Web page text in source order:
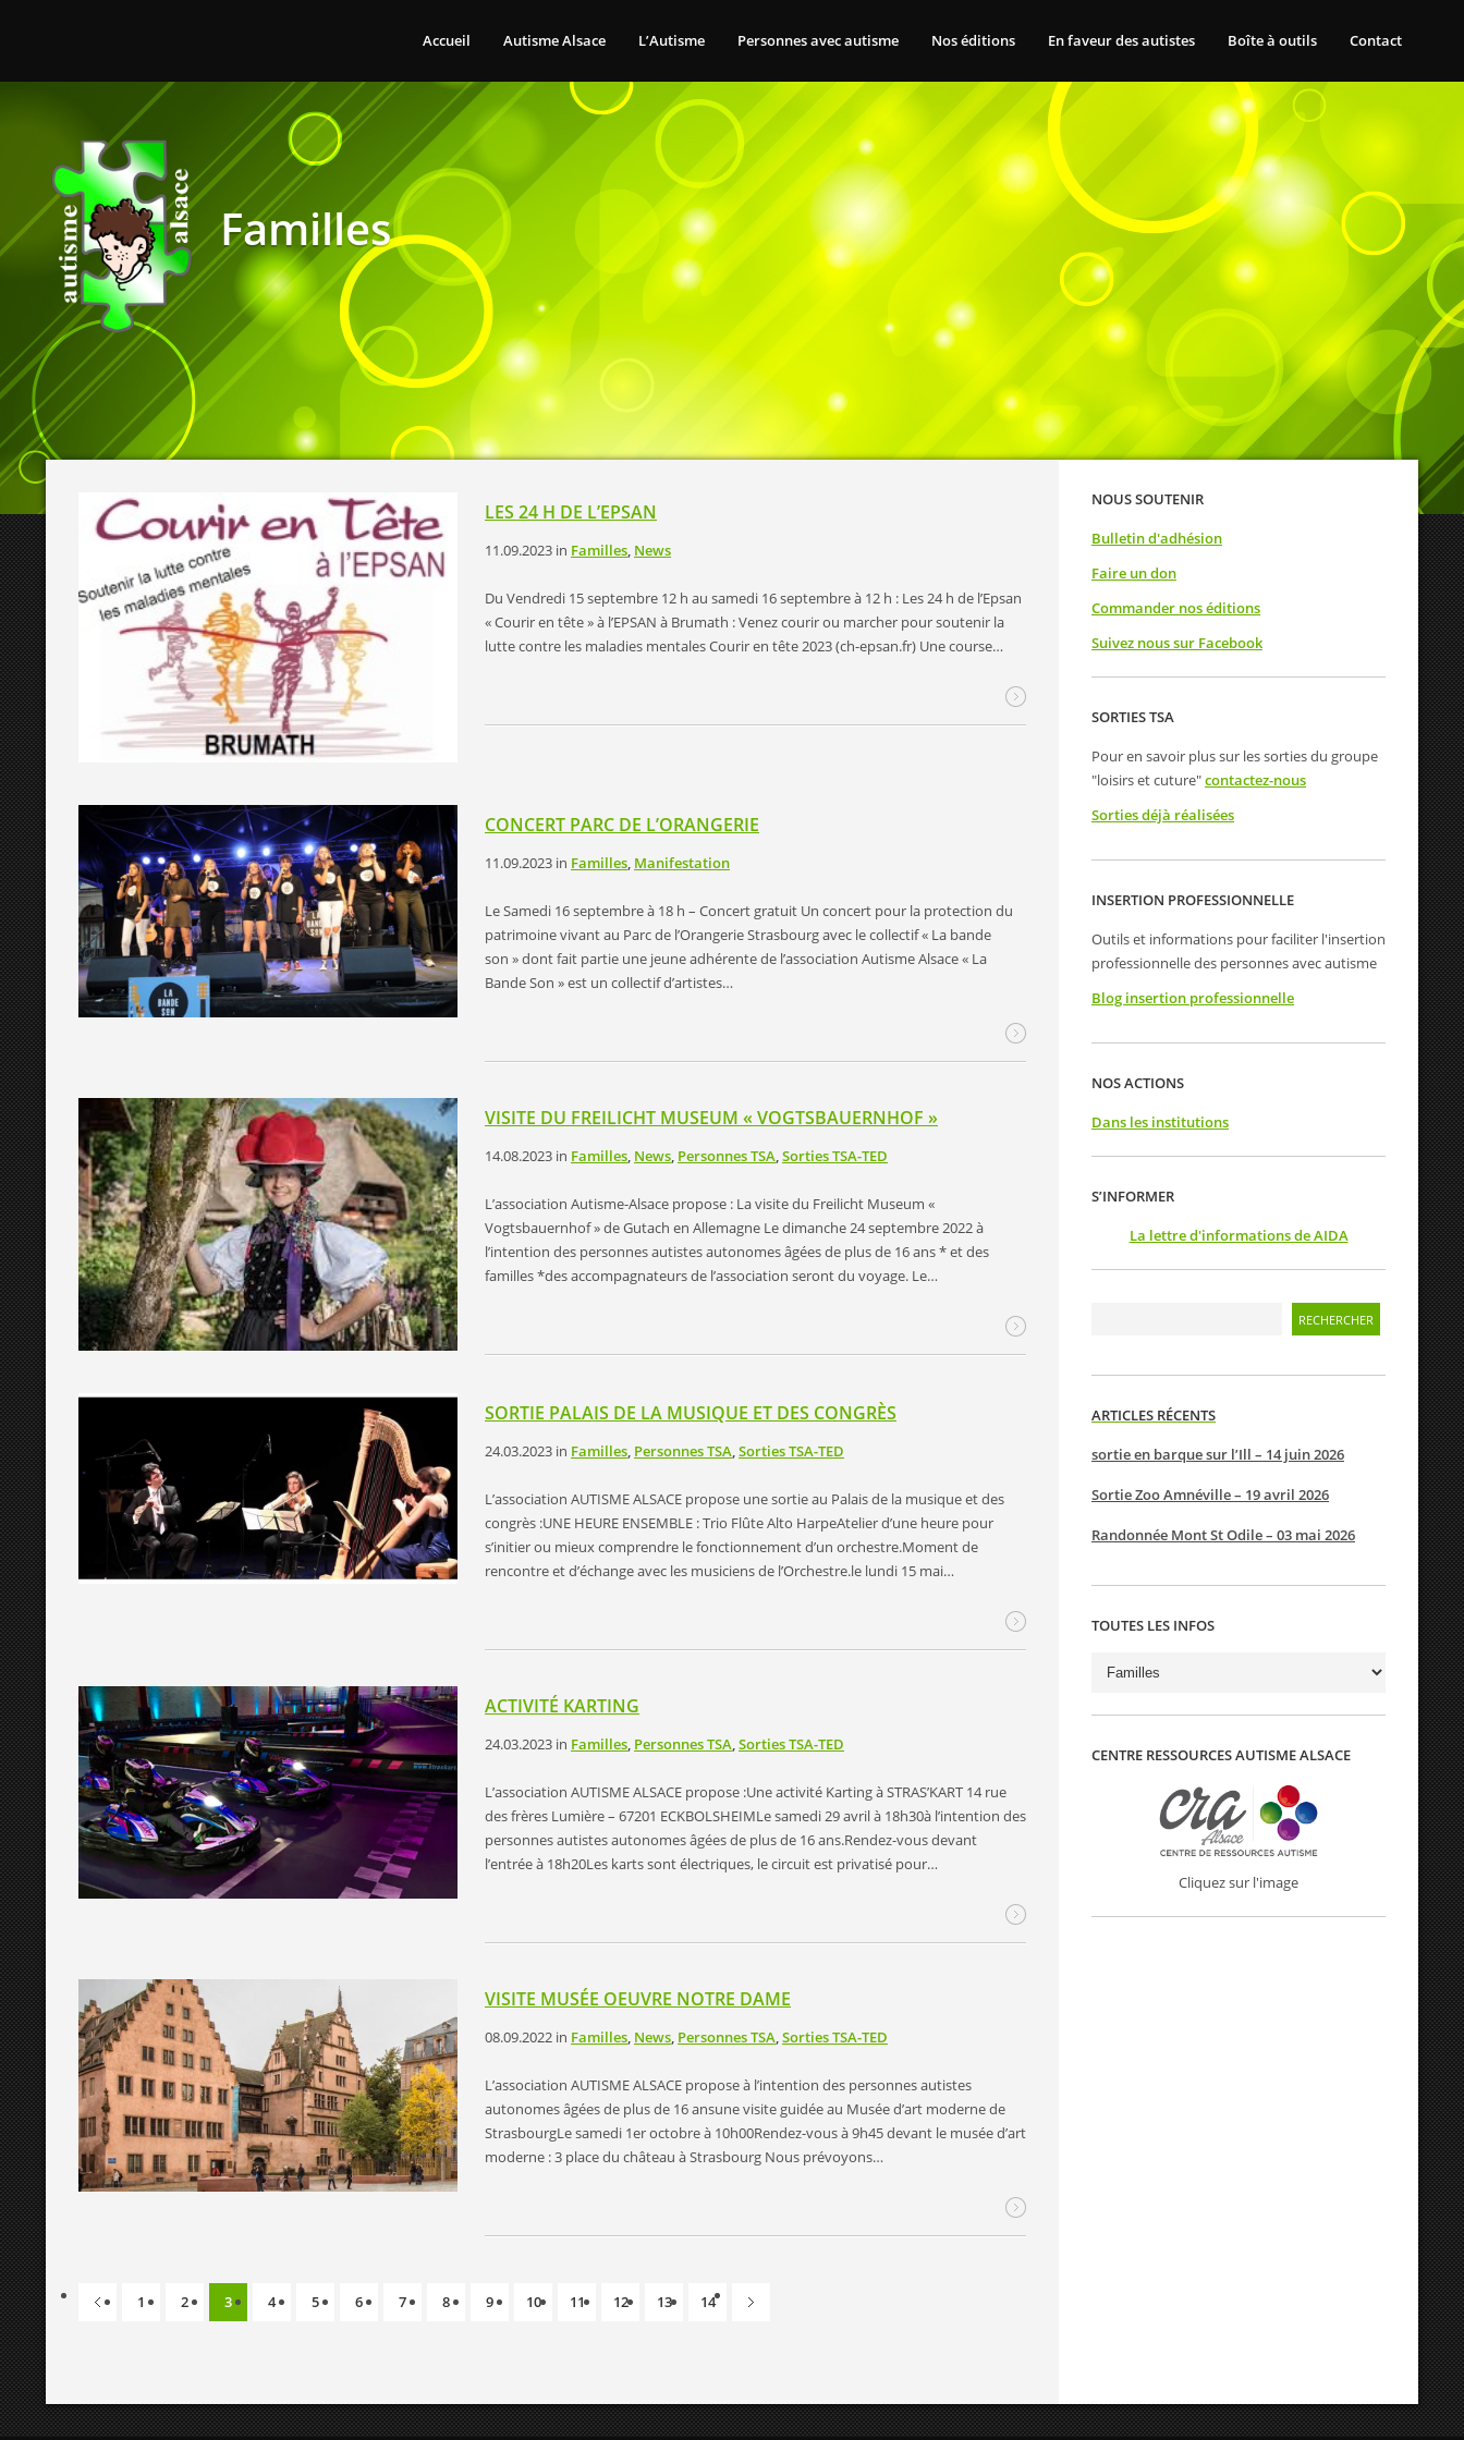
Accueil Autisme Alsace L’Autisme Personnes avec autisme Nos éditions En faveur des autistes Boîte à outils Contact
Familles
LES 24 H DE L’EPSAN
11.09.2023 in Familles, News
Du Vendredi 15 septembre 12 h au samedi 16 septembre à 12 h : Les 24 h de l’Epsan
« Courir en tête » à l’EPSAN à Brumath : Venez courir ou marcher pour soutenir la
lutte contre les maladies mentales Courir en tête 2023 (ch-epsan.fr) Une course…
CONCERT PARC DE L’ORANGERIE
11.09.2023 in Familles, Manifestation
Le Samedi 16 septembre à 18 h – Concert gratuit Un concert pour la protection du
patrimoine vivant au Parc de l’Orangerie Strasbourg avec le collectif « La bande
son » dont fait partie une jeune adhérente de l’association Autisme Alsace « La
Bande Son » est un collectif d’artistes…
VISITE DU FREILICHT MUSEUM « VOGTSBAUERNHOF »
14.08.2023 in Familles, News, Personnes TSA,Sorties TSA-TED
L’association Autisme-Alsace propose : La visite du Freilicht Museum «
Vogtsbauernhof » de Gutach en Allemagne Le dimanche 24 septembre 2022 à
l’intention des personnes autistes autonomes âgées de plus de 16 ans * et des
familles *des accompagnateurs de l’association seront du voyage. Le…
SORTIE PALAIS DE LA MUSIQUE ET DES CONGRÈS
24.03.2023 in Familles Personnes TSA Sorties TSA-TED
L’association AUTISME ALSACE propose une sortie au Palais de la musique et des
congrès :UNE HEURE ENSEMBLE : Trio Flûte Alto HarpeAtelier d’une heure pour
s’initier ou mieux comprendre le fonctionnement d’un orchestre.Moment de
rencontre et d’échange avec les musiciens de l’Orchestre.le lundi 15 mai…
ACTIVITÉ KARTING
24.03.2023 in Familles Personnes TSA Sorties TSA-TED
L’association AUTISME ALSACE propose :Une activité Karting à STRAS’KART 14 rue
des frères Lumière – 67201 ECKBOLSHEIMLe samedi 29 avril à 18h30à l’intention des
personnes autistes autonomes âgées de plus de 16 ans.Rendez-vous devant
l’entrée à 18h20Les karts sont électriques, le circuit est privatisé pour…
VISITE MUSÉE OEUVRE NOTRE DAME
08.09.2022 in Familles News Personnes TSA Sorties TSA-TED
L’association AUTISME ALSACE propose à l’intention des personnes autistes
autonomes âgées de plus de 16 ansune visite guidée au Musée d’art moderne de
StrasbourgLe samedi 1er octobre à 10h00Rendez-vous à 9h45 devant le musée d’art
moderne : 3 place du château à Strasbourg Nous prévoyons…
1 2 3 4 5 6 7 8 9 10 11 12 13 14
NOUS SOUTENIR
Bulletin d'adhésion
Faire un don
Commander nos éditions
Suivez nous sur Facebook
SORTIES TSA
Pour en savoir plus sur les sorties du groupe
"loisirs et cuture"contactez-nous
Sorties déjà réalisées
INSERTION PROFESSIONNELLE
Outils et informations pour faciliter l'insertion
professionnelle des personnes avec autisme
Blog insertion professionnelle
NOS ACTIONS
Dans les institutions
S’INFORMER
La lettre d'informations de AIDA
ARTICLES RÉCENTS
sortie en barque sur l’Ill – 14 juin 2026
Sortie Zoo Amnéville – 19 avril 2026
Randonnée Mont St Odile – 03 mai 2026
TOUTES LES INFOS
Toutes
infos
CENTRE RESSOURCES AUTISME ALSACE
Cliquez sur l'image